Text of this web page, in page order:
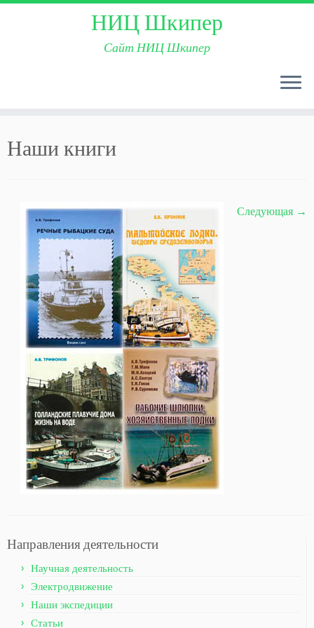
to
content
НИЦ Шкипер
Сайт НИЦ Шкипер
Наши книги
Следующая →
Направления деятельности
Научная деятельность
Электродвижение
Наши экспедиции
Статьи